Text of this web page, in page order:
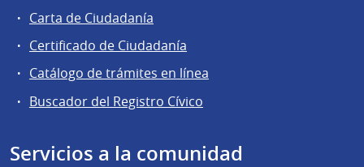
Carta de Ciudadanía
Certificado de Ciudadanía
Catálogo de trámites en línea
Buscador del Registro Cívico
Servicios a la comunidad